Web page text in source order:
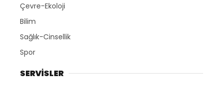
Çevre-Ekoloji
Bilim
Sağlık-Cinsellik
Spor
SERVİSLER